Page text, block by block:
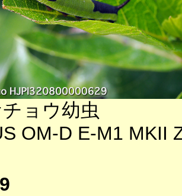
ョウ幼虫
OM-D E-M1 MKII